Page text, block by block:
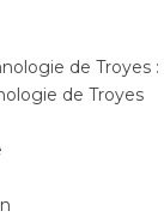
de Troyes
de Troyes